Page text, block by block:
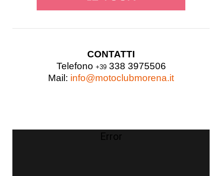
CONTATTI
Telefono +39338 3975506
Mail: info@motoclubmorena.it
Error